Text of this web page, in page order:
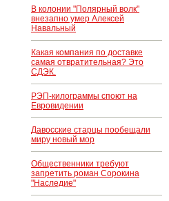
В колонии "Полярный волк"
внезапно умер Алексей
Навальный
Какая компания по доставке
самая отвратительная? Это
СДЭК.
РЭП-килограммы споют на
Евровидении
Давосские старцы пообещали
миру новый мор
Общественники требуют
запретить роман Сорокина
"Наследие"